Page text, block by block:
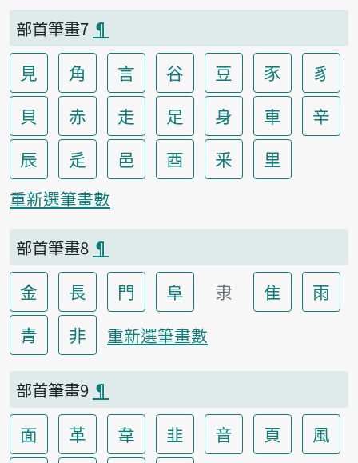
部首筆畫7 ¶
見 角 言 谷 豆 豕
豸
貝
赤 走 足 身 車
辛
辰
辵 邑 酉 釆 里
重新選筆畫數
部首筆畫8 ¶
金 長 門 阜 隶 隹
雨
青
非 重新選筆畫數
部首筆畫9 ¶
面 革 韋 韭 音 頁
風